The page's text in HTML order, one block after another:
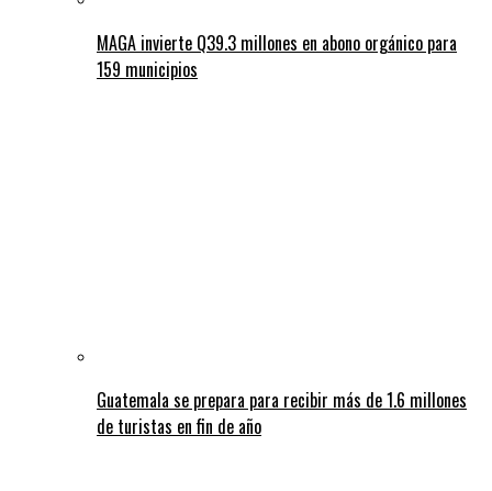
MAGA invierte Q39.3 millones en abono orgánico para
159 municipios
Guatemala se prepara para recibir más de 1.6 millones
de turistas en fin de año